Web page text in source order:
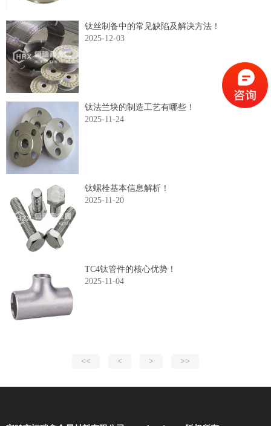
钛丝制备中的常见缺陷及解决方法！
2025-12-03
钛法兰块的制造工艺有哪些！
2025-11-24
钛螺栓基本信息解析！
2025-11-20
TC4钛管件的核心优势！
2025-11-04
<< < > >>